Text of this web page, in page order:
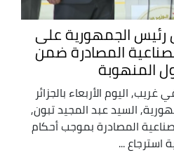
رئيس الجمهورية على
المصادرة ضمن
المنهوبة
اليوم الأربعاء بالجزائر
السيد عبد المجيد تبون,
المصادرة بموجب أحكام
...